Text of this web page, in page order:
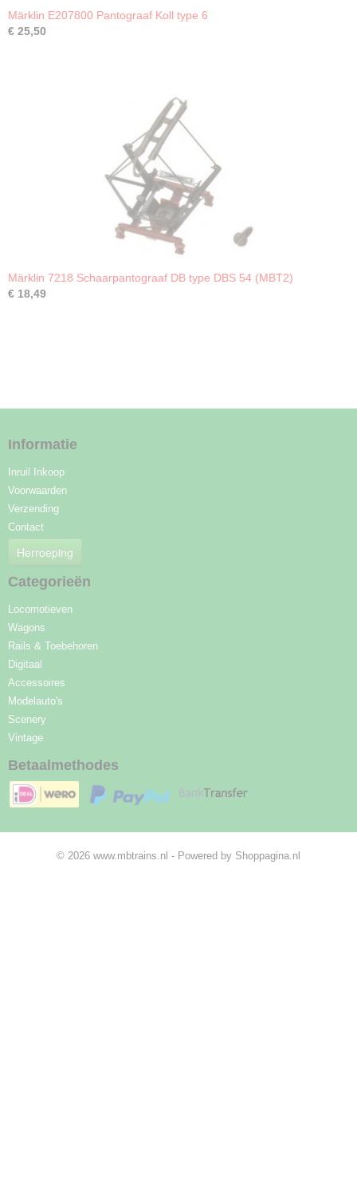
Märklin E207800 Pantograaf Koll type 6
€ 25,50
Märklin 7218 Schaarpantograaf DB type DBS 54 (MBT2)
€ 18,49
Informatie
Inruil Inkoop
Voorwaarden
Verzending
Contact
Herroeping
Categorieën
Locomotieven
Wagons
Rails & Toebehoren
Digitaal
Accessoires
Modelauto's
Scenery
Vintage
Betaalmethodes
© 2026 www.mbtrains.nl - Powered by Shoppagina.nl